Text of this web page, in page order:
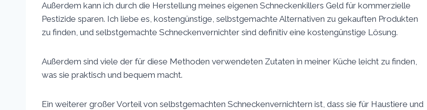
Außerdem kann ich durch die Herstellung meines eigenen Schneckenkillers Geld für kommerzielle
Pestizide sparen. Ich liebe es, kostengünstige, selbstgemachte Alternativen zu gekauften Produkten
zu finden, und selbstgemachte Schneckenvernichter sind definitiv eine kostengünstige Lösung.
Außerdem sind viele der für diese Methoden verwendeten Zutaten in meiner Küche leicht zu finden,
was sie praktisch und bequem macht.
Ein weiterer großer Vorteil von selbstgemachten Schneckenvernichtern ist, dass sie für Haustiere und